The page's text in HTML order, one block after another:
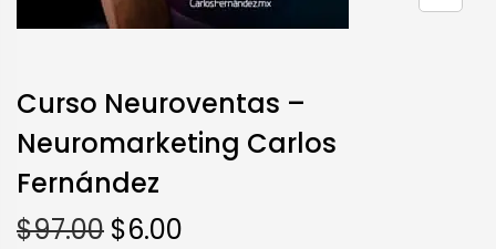
Curso Neuroventas –
Neuromarketing Carlos
Fernández
$97.00 $6.00